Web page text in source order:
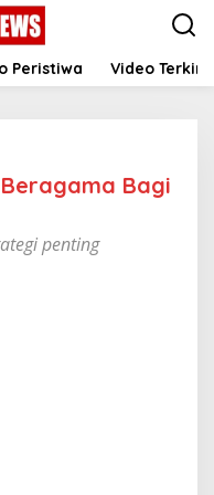
Peristiwa Video Terkini
Bagi
penting